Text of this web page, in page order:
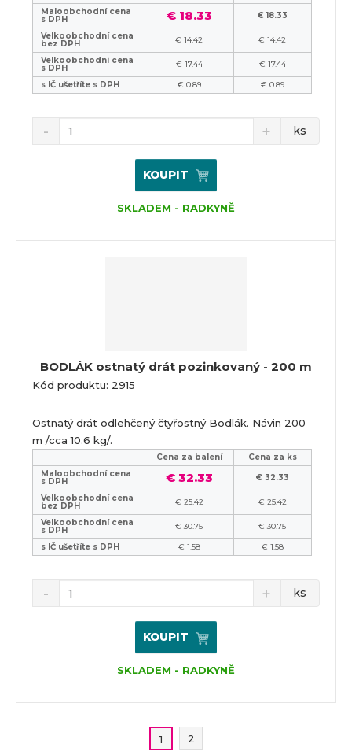
Maloobchodní cena
s DPH € 18.33
€ 18.33
Velkoobchodní cena
bez DPH € 14.42
€ 14.42
Velkoobchodní cena
s DPH € 17.44
€ 17.44
s IČ ušetříte s DPH
€ 0.89 € 0.89
ks
KOUPIT
SKLADEM - RADKYNĚ
BODLÁK ostnatý drát pozinkovaný - 200 m
Kód produktu: 2915
Ostnatý drát odlehčený čtyřostný Bodlák. Návin 200
m /cca 10.6 kg/.
Cena za balení
Cena za ks
Maloobchodní cena
s DPH € 32.33
€ 32.33
Velkoobchodní cena
bez DPH € 25.42
€ 25.42
Velkoobchodní cena
s DPH € 30.75
€ 30.75
s IČ ušetříte s DPH
€ 1.58 € 1.58
ks
KOUPIT
SKLADEM - RADKYNĚ
1 2